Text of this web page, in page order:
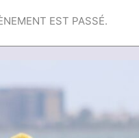
EST PASSÉ.